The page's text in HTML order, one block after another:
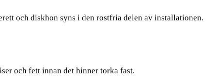
och diskhon syns i den rostfria delen av installationen.
och fett innan det hinner torka fast.